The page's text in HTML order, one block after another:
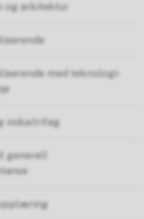
og arkitektur
med teknologi-
industrifag
generell